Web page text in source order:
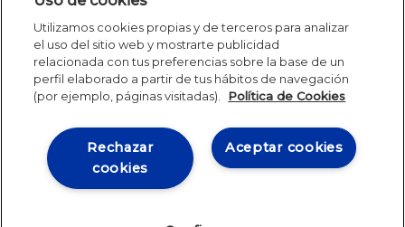
Utilizamos cookies propias y de terceros para analizar
el uso del sitio web y mostrarte publicidad
relacionada con tus preferencias sobre la base de un
perfil elaborado a partir de tus hábitos de navegación
(por ejemplo, páginas visitadas).
Política de Cookies
Aceptar cookies
Rechazar
cookies